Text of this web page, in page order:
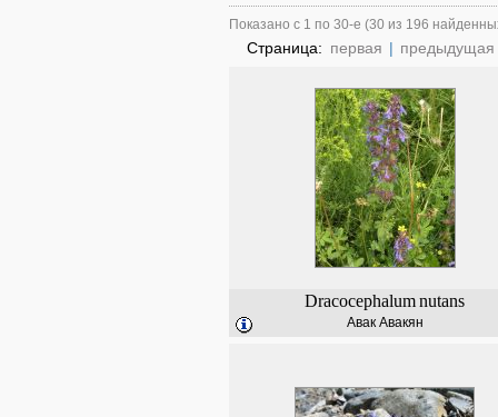
Показано с 1 по 30-е (30 из 196
Страница: первая | предыдущая
Dracocephalumnutans
Авак Авакян